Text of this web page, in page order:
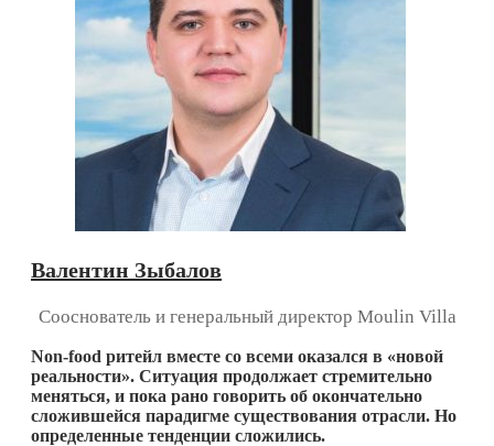
Валентин Зыбалов
Сооснователь и генеральный директор Moulin Villa
Non-food ритейл вместе со всеми оказался в «новой
реальности». Ситуация продолжает стремительно
меняться, и пока рано говорить об окончательно
сложившейся парадигме существования отрасли. Но
определенные тенденции сложились.